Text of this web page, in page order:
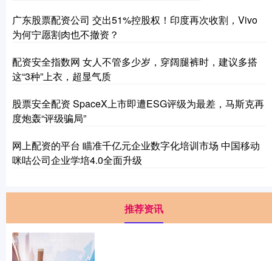
广东股票配资公司 交出51%控股权！印度再次收割，Vivo
为何宁愿割肉也不撤资？
配资安全指数网 女人不管多少岁，穿阔腿裤时，建议多搭
这“3种”上衣，超显气质
股票安全配资 SpaceX上市即遭ESG评级为最差，马斯克再
度炮轰“评级骗局”
网上配资的平台 瞄准千亿元企业数字化培训市场 中国移动
咪咕公司企业学培4.0全面升级
推荐资讯